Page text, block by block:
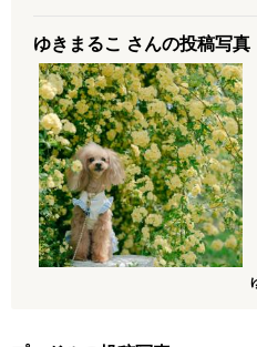
ゆきまるこ さんの投稿写真